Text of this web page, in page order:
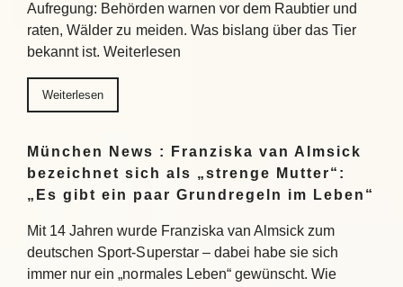
Aufregung: Behörden warnen vor dem Raubtier und
raten, Wälder zu meiden. Was bislang über das Tier
bekannt ist. Weiterlesen
Weiterlesen
München News : Franziska van Almsick
bezeichnet sich als „strenge Mutter“:
„Es gibt ein paar Grundregeln im Leben“
Mit 14 Jahren wurde Franziska van Almsick zum
deutschen Sport-Superstar – dabei habe sie sich
immer nur ein „normales Leben“ gewünscht. Wie